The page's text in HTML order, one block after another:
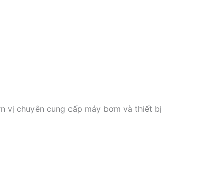
vị chuyên cung cấp máy bơm và thiết bị